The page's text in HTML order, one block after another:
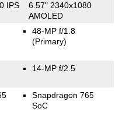
IPS
6.57" 2340x1080
AMOLED
48-MP f/1.8
(Primary)
14-MP f/2.5
Snapdragon 765
SoC